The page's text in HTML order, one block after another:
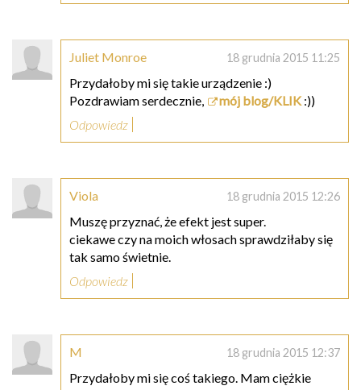
Juliet Monroe 18 grudnia 2015 11:25
Przydałoby mi się takie urządzenie :)
Pozdrawiam serdecznie,
mój blog/KLIK:))
Odpowiedz
Viola 18 grudnia 2015 12:26
Muszę przyznać, że efekt jest super.
ciekawe czy na moich włosach sprawdziłaby się
tak samo świetnie.
Odpowiedz
M 18 grudnia 2015 12:37
Przydałoby mi się coś takiego. Mam ciężkie